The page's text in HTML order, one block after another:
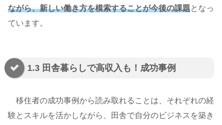
ながら、新しい働き方を模索することが今後の課題となっ
ています。
1.3 田舎暮らしで高収入も！成功事例
移住者の成功事例から読み取れることは、それぞれの経
験とスキルを活かしながら、田舎で自分のビジネスを築き